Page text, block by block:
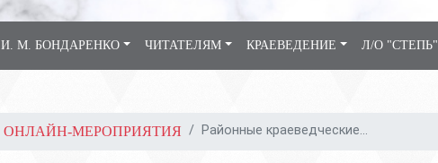
И. М. БОНДАРЕНКО ЧИТАТЕЛЯМ КРАЕВЕДЕНИЕ Л/О "СТЕПЬ"
ОНЛАЙН-МЕРОПРИЯТИЯ Районные краеведческие...